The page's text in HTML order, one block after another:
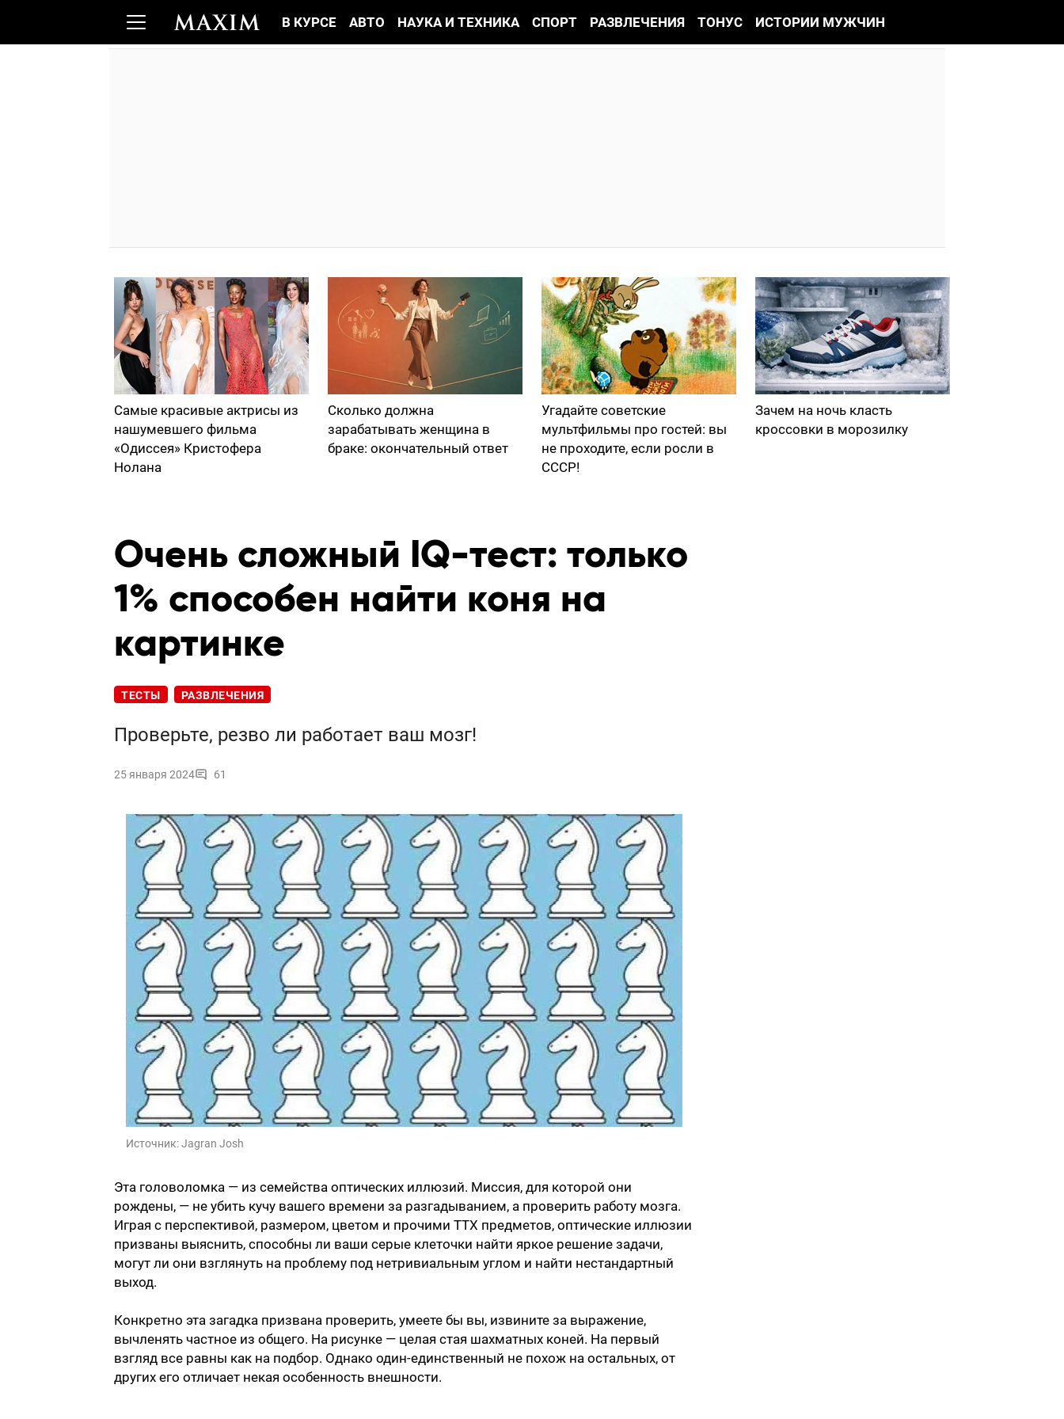
В КУРСЕ АВТО НАУКА И ТЕХНИКА СПОРТ РАЗВЛЕЧЕНИЯ ТОНУС ИСТОРИИ МУЖЧИН
Самые красивые актрисы из
нашумевшего фильма
«Одиссея» Кристофера
Нолана
Сколько должна
зарабатывать женщина в
браке: окончательный ответ
Угадайте советские
мультфильмы про гостей: вы
не проходите, если росли в
СССР!
Зачем на ночь класть
кроссовки в морозилку
Очень сложный IQ-тест: только
1% способен найти коня на
картинке
ТЕСТЫ РАЗВЛЕЧЕНИЯ
Проверьте, резво ли работает ваш мозг!
25 января 2024 61
Источник:Jagran Josh
Эта головоломка — из семейства оптических иллюзий. Миссия, для которой они
рождены, — не убить кучу вашего времени за разгадыванием, а проверить работу мозга.
Играя с перспективой, размером, цветом и прочими ТТХ предметов, оптические иллюзии
призваны выяснить, способны ли ваши серые клеточки найти яркое решение задачи,
могут ли они взглянуть на проблему под нетривиальным углом и найти нестандартный
выход.
Конкретно эта загадка призвана проверить, умеете бы вы, извините за выражение,
вычленять частное из общего. На рисунке — целая стая шахматных коней. На первый
взгляд все равны как на подбор. Однако один-единственный не похож на остальных, от
других его отличает некая особенность внешности.